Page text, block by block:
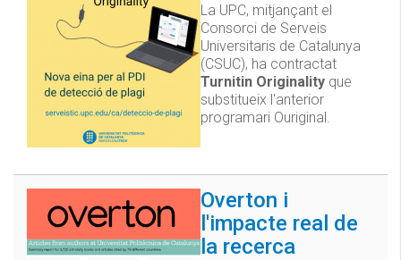
La UPC, mitjançant el
Consorci de Serveis
Universitaris de Catalunya
(CSUC), ha contractat
Turnitin Originality que
substitueix l'anterior
programari Ouriginal.
Overton i
l'impacte real de
la recerca